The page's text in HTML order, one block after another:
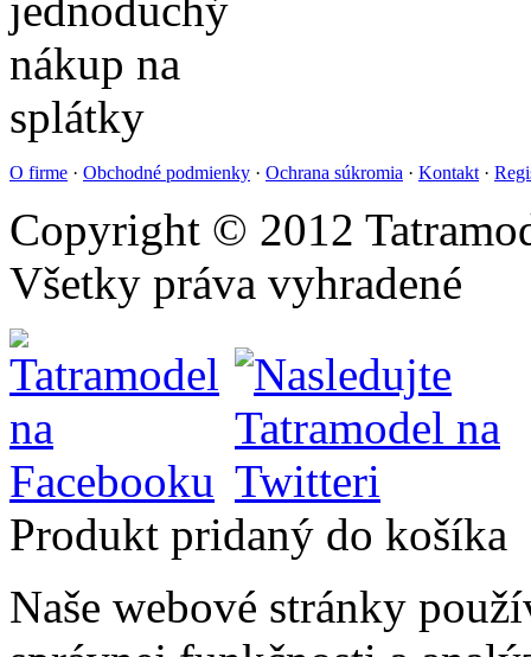
O firme · Obchodné podmienky · Ochrana súkromia · Kontakt ·
Copyright © 2012
Všetky práva vyhradené
Produkt pridaný do košíka
Naše webové stránky